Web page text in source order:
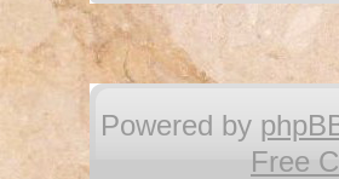
Powered by
Free